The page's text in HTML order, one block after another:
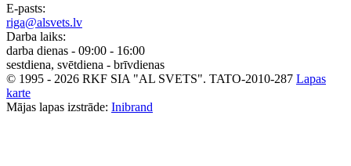
E-pasts:
riga@alsvets.lv
Darba laiks:
darba dienas - 09:00 - 16:00
sestdiena, svētdiena - brīvdienas
© 1995 - 2026 RKF SIA "AL SVETS". TATO-2010-287 Lapas
karte
Mājas lapas izstrāde: Inibrand